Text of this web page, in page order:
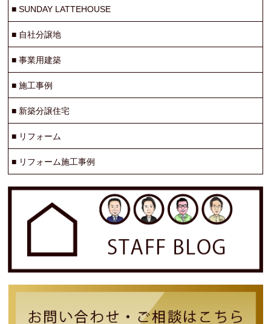
■SUNDAY LATTEHOUSE
■ 自社分譲地
■事業用建築
■施工事例
■ 新築分譲住宅
■ リフォーム
■ リフォーム施工事例